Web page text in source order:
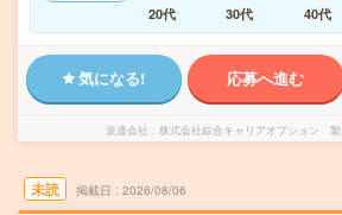
20代
30代 40代
気になる! 応募へ進む
派遣会社 株式会社綜合キャリアオプション 製
未読 掲載日 2026/08/06